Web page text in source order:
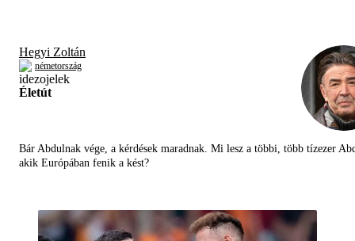
Hegyi Zoltán
németország
Életút
Bár Abdulnak vége, a kérdések maradnak. Mi lesz a többi, több tízezer
akik Európában fenik a kést?